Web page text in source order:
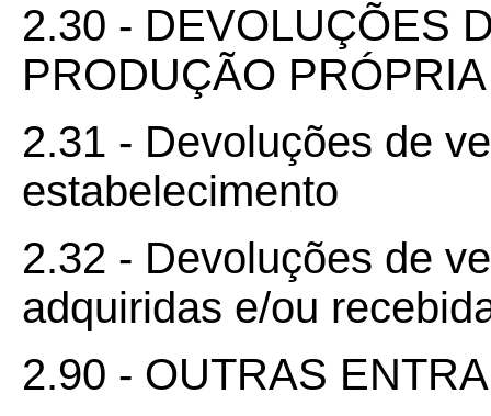
2.30 - DEVOLUÇÕES
PRODUÇÃO
2.31 - Devoluções de
estabelecimento
2.32 - Devoluções de
adquiridas e/ou
2.90 - OUTRAS